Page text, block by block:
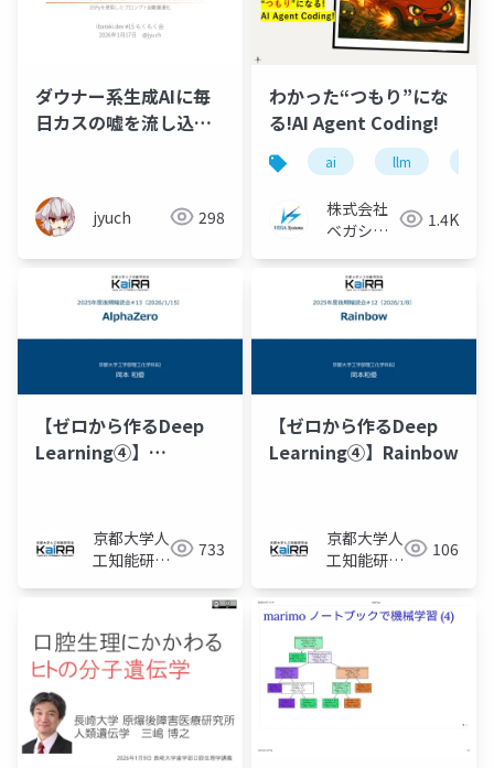
ダウナー系生成AIに毎
日カスの嘘を流し込ま
jyuch 298
わかった“つもり”にな
る!AI Agent Coding!
ai llm
株式会社
ベガシス
1.4K
【ゼロから作るDeep
Learning④】
京都大学人
工知能研究
733
【ゼロから作るDeep
Learning④】Rainbow
京都大学人
工知能研究
106